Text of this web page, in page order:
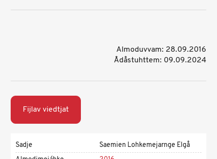
Almoduvvam: 28.09.2016
Ådåstuhttem: 09.09.2024
Fijlav viedtjat
Sadje
Saemien Lohkemejarnge Elgå